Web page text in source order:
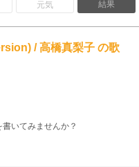
元気 結果
/ 高橋真梨子 の歌
いてみませんか？